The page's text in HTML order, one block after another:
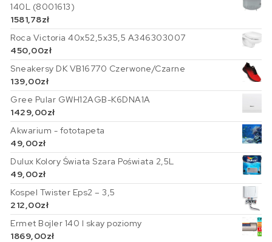
140L (8001613)
1581,78zł
Roca Victoria 40x52,5x35,5 A346303007
450,00zł
Sneakersy DK VB16770 Czerwone/Czarne
139,00zł
Gree Pular GWH12AGB-K6DNA1A
1429,00zł
Akwarium - fototapeta
49,00zł
Dulux Kolory Świata Szara Poświata 2,5L
49,00zł
Kospel Twister Eps2 – 3,5
212,00zł
Ermet Bojler 140 l skay poziomy
1869,00zł